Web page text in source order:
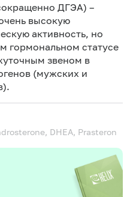
ДГЭА) –
высокую
активность, но
гормональном статусе
звеном в
(мужских и
DHEA, Prasteron